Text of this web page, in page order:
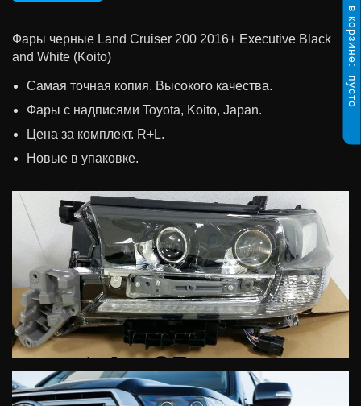
в корзине:
пусто
Фары черные Land Cruiser 200 2016+ Executive Black
and White (Koito)
Самая точная копия. Высокого качества.
Фары с надписями Toyota, Koito, Japan.
Цена за комплект. R+L.
Новые в упаковке.